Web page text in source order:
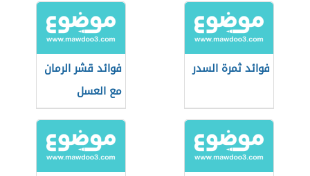
فوائد ثمرة السدر
فوائد قشر الرمان
مع العسل